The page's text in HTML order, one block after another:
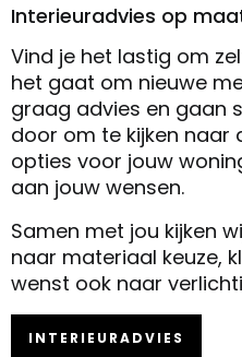
Interieuradvies op
Vind je het lastig om
het gaat om nieuwe
graag advies en gaan
door om te kijken naar
opties voor jouw
aan jouw wensen.
Samen met jou kijken
naar materiaal keuze,
wenst ook naar
INTERIEURADVIES